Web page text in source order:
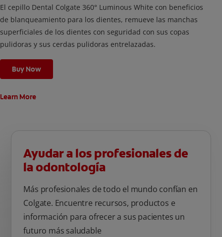
El cepillo Dental Colgate 360° Luminous White con beneficios
de blanqueamiento para los dientes, remueve las manchas
superficiales de los dientes con seguridad con sus copas
pulidoras y sus cerdas pulidoras entrelazadas.
Buy Now
Learn More
Ayudar a los profesionales de
la odontología
Más profesionales de todo el mundo confían en
Colgate. Encuentre recursos, productos e
información para ofrecer a sus pacientes un
futuro más saludable